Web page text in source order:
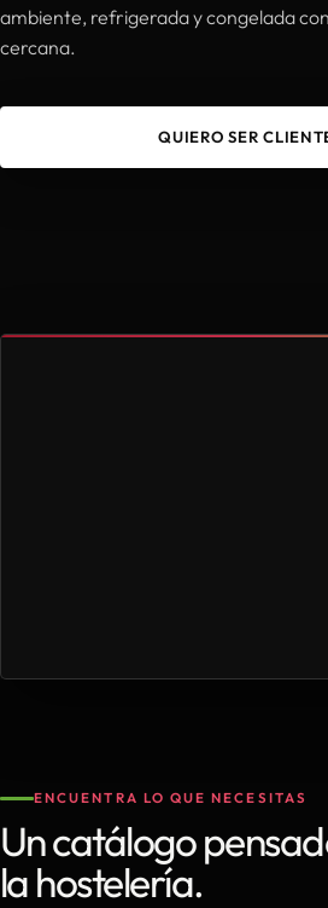
ambiente, refrigerada y congelada
cercana.
QUIERO SER
ENCUENTRA LO QUE NECESITAS
Un catálogo
la hostelería.